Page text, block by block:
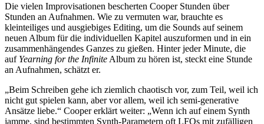
Die vielen Improvisationen bescherten Cooper Stunden über
Stunden an Aufnahmen. Wie zu vermuten war, brauchte es
kleinteiliges und ausgiebiges Editing, um die Sounds auf seinem
neuen Album für die individuellen Kapitel auszuformen und in ein
zusammenhängendes Ganzes zu gießen. Hinter jeder Minute, die
auf Yearning for the Infinite Album zu hören ist, steckt eine Stunde
an Aufnahmen, schätzt er.
„Beim Schreiben gehe ich ziemlich chaotisch vor, zum Teil, weil ich
nicht gut spielen kann, aber vor allem, weil ich semi-generative
Ansätze liebe.“ Cooper erklärt weiter: „Wenn ich auf einem Synth
jamme, sind bestimmten Synth-Parametern oft LFOs mit zufälligen